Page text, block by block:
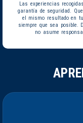
Las experiencias
garantía de seguridad.
el mismo resultado en
siempre que sea posible.
no asume